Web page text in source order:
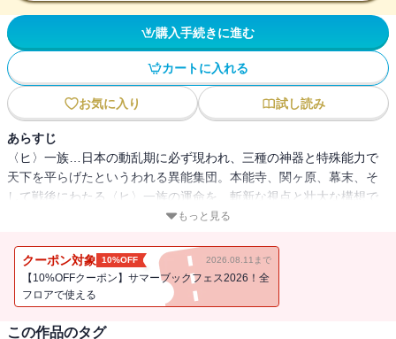
購入手続きに進む
カートに入れる
お気に入り 試し読み
あらすじ
〈ヒ〉一族…日本の動乱期に必ず現われ、三種の神器と特殊能力で
天下を平らげたというわれる異能集団。本能寺、関ヶ原、幕末、そ
して戦後にわたる〈ヒ〉一族の運命を、斬新な視点と壮大な構想で
描き、第一回泉鏡花賞を受賞した著者渾身の傑作！
もっと見る
クーポン対象 10%OFF 2026.08.11まで
【10%OFFクーポン】サマーブックフェス2026！全
フロアで使える
この作品のタグ